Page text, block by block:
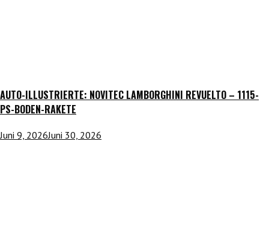
AUTO-ILLUSTRIERTE: NOVITEC LAMBORGHINI REVUELTO – 1115-
PS-BODEN-RAKETE
Juni 9, 2026Juni 30, 2026